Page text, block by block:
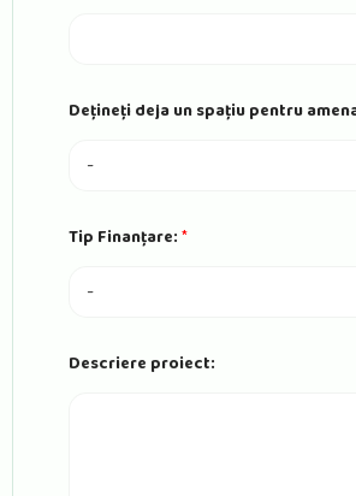
Dețineți deja un spațiu pentru
Tip Finanțare:*
R
Descriere proiect: